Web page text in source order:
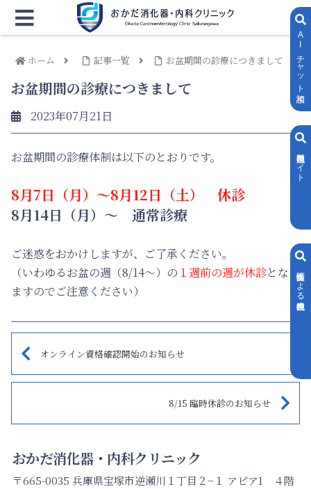
AIチャット相談
内視鏡専門サイト
女性医師による内視鏡検査
ホーム 記事一覧 お盆期間の診療につきまして
お盆期間の診療につきまして
2023年07月21日
お盆期間の診療体制は以下のとおりです。
8月7日（月）～8月12日（土） 休診
8月14日（月）～ 通常診療
ご迷惑をおかけしますが、ご了承ください。
（いわゆるお盆の週（8/14～）の １週前の週が休診となり
ますのでご注意ください）
オンライン資格確認開始のお知らせ
8/15 臨時休診のお知らせ
おかだ消化器・内科クリニック
〒665-0035 兵庫県宝塚市逆瀬川１丁目２−１ アピア1 ４階